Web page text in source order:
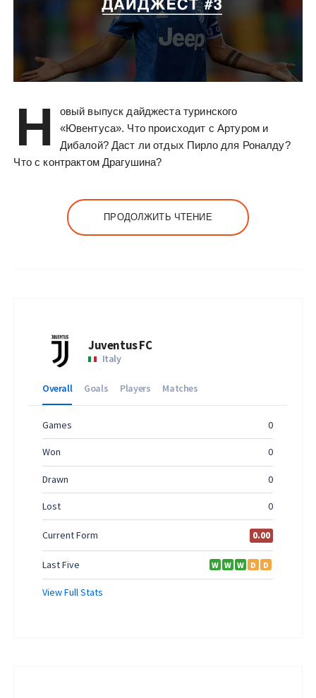
Н
овый выпуск дайджеста туринского
«Ювентуса». Что происходит с Артуром и
Дибалой? Даст ли отдых Пирло для Роналду?
Что с контрактом Драгушина?
ПРОДОЛЖИТЬ ЧТЕНИЕ